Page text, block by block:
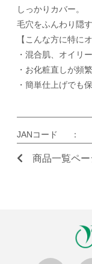
しっかりカバー。
毛穴をふんわり隠
【こんな方に特に
・混合肌、オイリ
・お化粧直しが頻
・簡単仕上げでも
JANコード ：
商品一覧ペ